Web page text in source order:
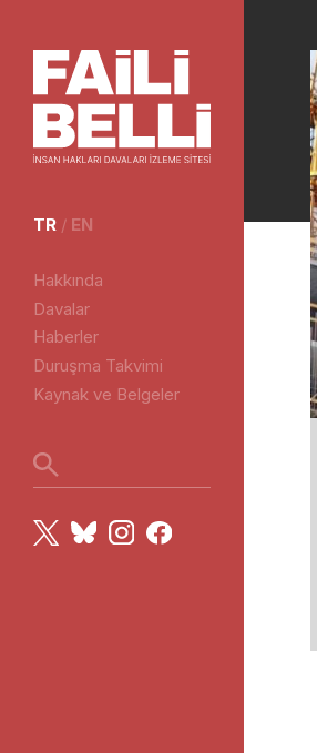
TR / EN
Hakkında
Davalar
Haberler
Duruşma Takvimi
Kaynak ve Belgeler